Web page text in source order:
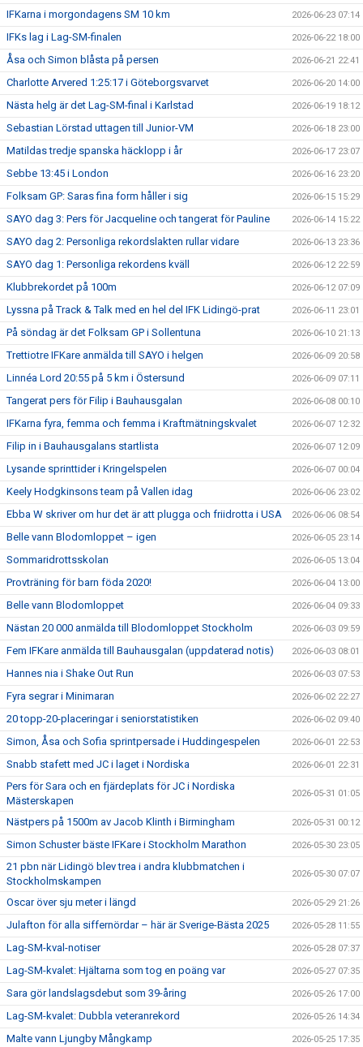
IFKarna i morgondagens SM 10 km 2026-06-23 07:14
IFKs lag i Lag-SM-finalen 2026-06-22 18:00
Åsa och Simon blåsta på persen 2026-06-21 22:41
Charlotte Arvered 1:25:17 i Göteborgsvarvet 2026-06-20 14:00
Nästa helg är det Lag-SM-final i Karlstad 2026-06-19 18:12
Sebastian Lörstad uttagen till Junior-VM 2026-06-18 23:00
Matildas tredje spanska häcklopp i år 2026-06-17 23:07
Sebbe 13:45 i London 2026-06-16 23:20
Folksam GP: Saras fina form håller i sig 2026-06-15 15:29
SAYO dag 3: Pers för Jacqueline och tangerat för Pauline 2026-06-14 15:22
SAYO dag 2: Personliga rekordslakten rullar vidare 2026-06-13 23:36
SAYO dag 1: Personliga rekordens kväll 2026-06-12 22:59
Klubbrekordet på 100m 2026-06-12 07:09
Lyssna på Track & Talk med en hel del IFK Lidingö-prat 2026-06-11 23:01
På söndag är det Folksam GP i Sollentuna 2026-06-10 21:13
Trettiotre IFKare anmälda till SAYO i helgen 2026-06-09 20:58
Linnéa Lord 20:55 på 5 km i Östersund 2026-06-09 07:11
Tangerat pers för Filip i Bauhausgalan 2026-06-08 00:10
IFKarna fyra, femma och femma i Kraftmätningskvalet 2026-06-07 12:32
Filip in i Bauhausgalans startlista 2026-06-07 12:09
Lysande sprinttider i Kringelspelen 2026-06-07 00:04
Keely Hodgkinsons team på Vallen idag 2026-06-06 23:02
Ebba W skriver om hur det är att plugga och friidrotta i USA 2026-06-06 08:54
Belle vann Blodomloppet – igen 2026-06-05 23:14
Sommaridrottsskolan 2026-06-05 13:04
Provträning för barn föda 2020! 2026-06-04 13:00
Belle vann Blodomloppet 2026-06-04 09:33
Nästan 20 000 anmälda till Blodomloppet Stockholm 2026-06-03 09:59
Fem IFKare anmälda till Bauhausgalan (uppdaterad notis) 2026-06-03 08:01
Hannes nia i Shake Out Run 2026-06-03 07:53
Fyra segrar i Minimaran 2026-06-02 22:27
20 topp-20-placeringar i seniorstatistiken 2026-06-02 09:40
Simon, Åsa och Sofia sprintpersade i Huddingespelen 2026-06-01 22:53
Snabb stafett med JC i laget i Nordiska 2026-06-01 22:31
Pers för Sara och en fjärdeplats för JC i Nordiska
Mästerskapen
2026-05-31 01:05
Nästpers på 1500m av Jacob Klinth i Birmingham 2026-05-31 00:12
Simon Schuster bäste IFKare i Stockholm Marathon 2026-05-30 23:05
21 pbn när Lidingö blev trea i andra klubbmatchen i
Stockholmskampen
2026-05-30 07:07
Oscar över sju meter i längd 2026-05-29 21:26
Julafton för alla siffernördar – här är Sverige-Bästa 2025 2026-05-28 11:55
Lag-SM-kval-notiser 2026-05-28 07:37
Lag-SM-kvalet: Hjältarna som tog en poäng var 2026-05-27 07:35
Sara gör landslagsdebut som 39-åring 2026-05-26 17:00
Lag-SM-kvalet: Dubbla veteranrekord 2026-05-26 14:34
Malte vann Ljungby Mångkamp 2026-05-25 17:35